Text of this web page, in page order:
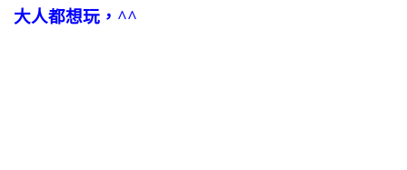
大人都想玩，^^